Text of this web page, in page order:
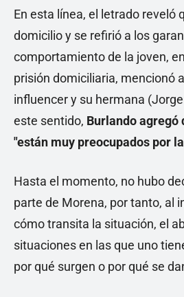
En esta línea, el letrado reveló
domicilio y se refirió a los
comportamiento de la joven,
prisión domiciliaria, mencionó
influencer y su hermana (Jorge
este sentido, Burlando
"están muy preocupados por
Hasta el momento, no hubo
parte de Morena, por tanto, al
cómo transita la situación, el
situaciones en las que uno
por qué surgen o por qué se